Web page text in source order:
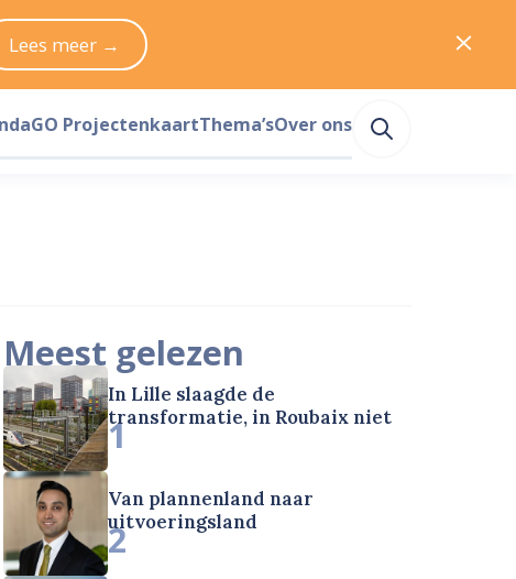
Meest gelezen
In Lille slaagde de
transformatie, in Roubaix niet
1
Van plannenland naar
uitvoeringsland
2
Lees meer →
GO ProjectenkaartThema’sOver ons